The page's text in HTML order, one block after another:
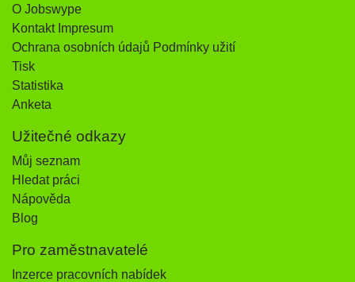
O Jobswype
Kontakt Impresum
Ochrana osobních údajů Podmínky užití
Tisk
Statistika
Anketa
Užitečné odkazy
Můj seznam
Hledat práci
Nápověda
Blog
Pro zaměstnavatelé
Inzerce pracovních nabídek